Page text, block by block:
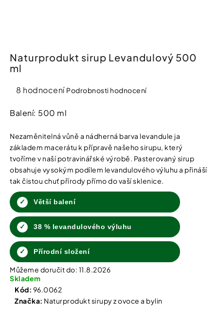
prostředky
Péče
Domácnost
Pro
koho
Vybírejte
podle
potřeby
Vánoce
Dárkové
poukazy
Průměrné
produktu
4,4
z
5
hvězdiček.
8 hodnocení Podrobnosti hodnocení
Naturprodukt sirup Levandulový 500
ml
Balení: 500 ml
Nezaměnitelná vůně a nádherná barva levandule ja
základem macerátu k přípravě našeho sirupu, který
tvoříme v naší potravinářské výrobě. Pasterovaný sirup
obsahuje vysokým podílem levandulového výluhu a přináší
tak čistou chuť přírody přímo do vaší sklenice.
Větší balení
38 % levandulového výluhu
Přírodní složení
Můžeme doručit do: 11.8.2026
Skladem
Kód: 96.0062
Značka: Naturprodukt sirupy z ovoce a bylin
D
p
o
r
u
č
u
e
m
e
SHEFOOT
VYŽIVUJÍCÍ
A
HYDRATAČNÍ
PONOŽKY
BAM.
MÁSLEM